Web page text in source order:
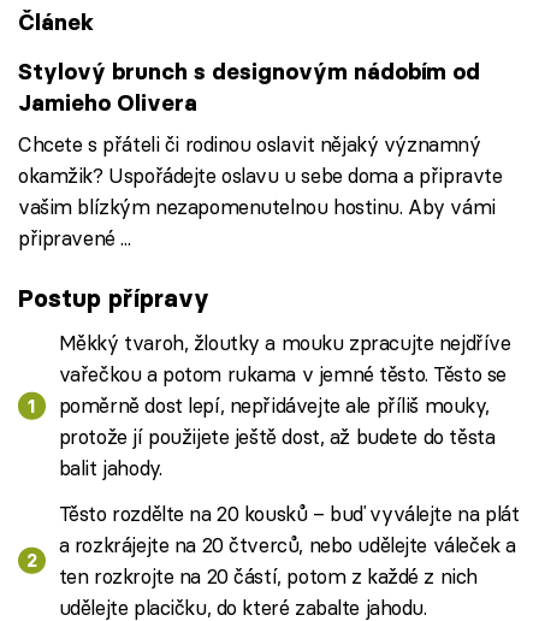
Článek
Stylový brunch s designovým nádobím od
Jamieho Olivera
Chcete s přáteli či rodinou oslavit nějaký významný
okamžik? Uspořádejte oslavu u sebe doma a připravte
vašim blízkým nezapomenutelnou hostinu. Aby vámi
připravené ...
Postup přípravy
Měkký tvaroh, žloutky a mouku zpracujte nejdříve
vařečkou a potom rukama v jemné těsto. Těsto se
poměrně dost lepí, nepřidávejte ale příliš mouky,
protože jí použijete ještě dost, až budete do těsta
balit jahody.
Těsto rozdělte na 20 kousků – buď vyválejte na plát
a rozkrájejte na 20 čtverců, nebo udělejte váleček a
ten rozkrojte na 20 částí, potom z každé z nich
udělejte placičku, do které zabalte jahodu.